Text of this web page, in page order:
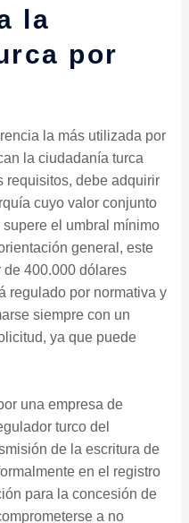
la
por
la más utilizada por
la ciudadanía turca
requisitos, debe adquirir
cuyo valor conjunto
el umbral mínimo
general, este
400.000 dólares
regulado por normativa y
siempre con un
ya que puede
una empresa de
turco del
de la escritura de
en el registro
para la concesión de
a no